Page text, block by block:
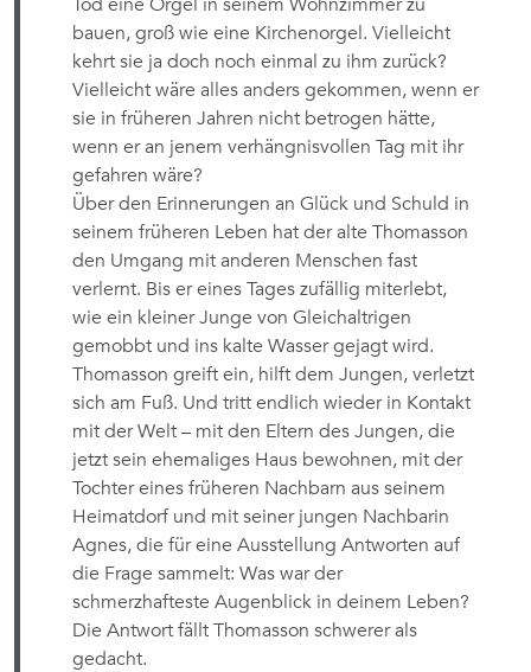
Tod eine Orgel in seinem Wohnzimmer zu
bauen, groß wie eine Kirchenorgel. Vielleicht
kehrt sie ja doch noch einmal zu ihm zurück?
Vielleicht wäre alles anders gekommen, wenn er
sie in früheren Jahren nicht betrogen hätte,
wenn er an jenem verhängnisvollen Tag mit ihr
gefahren wäre?
Über den Erinnerungen an Glück und Schuld in
seinem früheren Leben hat der alte Thomasson
den Umgang mit anderen Menschen fast
verlernt. Bis er eines Tages zufällig miterlebt,
wie ein kleiner Junge von Gleichaltrigen
gemobbt und ins kalte Wasser gejagt wird.
Thomasson greift ein, hilft dem Jungen, verletzt
sich am Fuß. Und tritt endlich wieder in Kontakt
mit der Welt – mit den Eltern des Jungen, die
jetzt sein ehemaliges Haus bewohnen, mit der
Tochter eines früheren Nachbarn aus seinem
Heimatdorf und mit seiner jungen Nachbarin
Agnes, die für eine Ausstellung Antworten auf
die Frage sammelt: Was war der
schmerzhafteste Augenblick in deinem Leben?
Die Antwort fällt Thomasson schwerer als
gedacht.